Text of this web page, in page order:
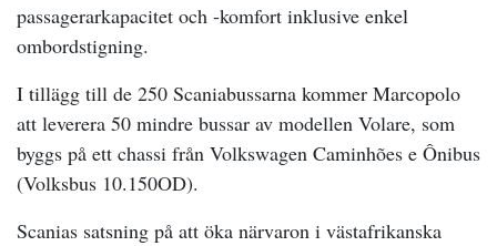
passagerarkapacitet och -komfort inklusive enkel
ombordstigning.
I tillägg till de 250 Scaniabussarna kommer Marcopolo
att leverera 50 mindre bussar av modellen Volare, som
byggs på ett chassi från Volkswagen Caminhões e Ônibus
(Volksbus 10.150OD).
Scanias satsning på att öka närvaron i västafrikanska